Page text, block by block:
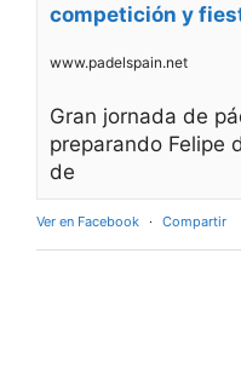
competición y
www.padelspain.net
Gran jornada de
preparando Felipe
de
Ver en Facebook · Compartir